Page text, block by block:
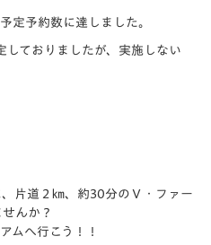
定予約数に達しました。
しておりましたが、実施しない
片道２㎞、約30分のＶ・ファー
んか？
ムへ行こう！！